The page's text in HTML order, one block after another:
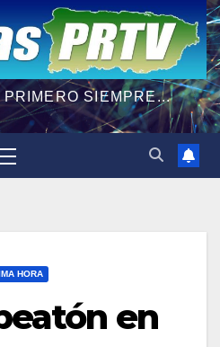
SIEMPRE...
HORA
en